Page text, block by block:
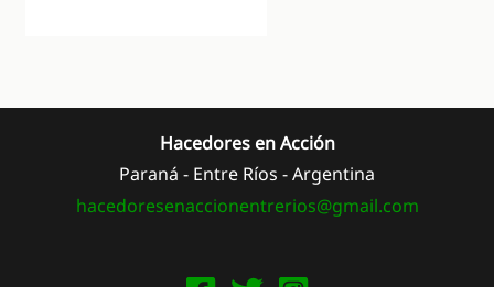
Hacedores en Acción
Paraná - Entre Ríos - Argentina
hacedoresenaccionentrerios@gmail.com